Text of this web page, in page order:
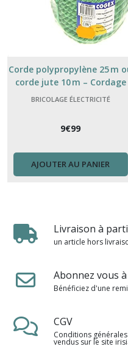
Corde polypropylène 25 m
corde jute 10 m – Cordage
polyvalent pour usage
BRICOLAGE ÉLECTRICITÉ
9€99
AJOUTER AU PANIER
Livraison à
un article hors
Abonnez vous
Bénéficiez d'une
CGV
Conditions
vendus sur le site